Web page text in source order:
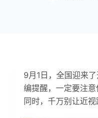
9月1日，全国迎来
编提醒，一定要注
同时，千万别让近视